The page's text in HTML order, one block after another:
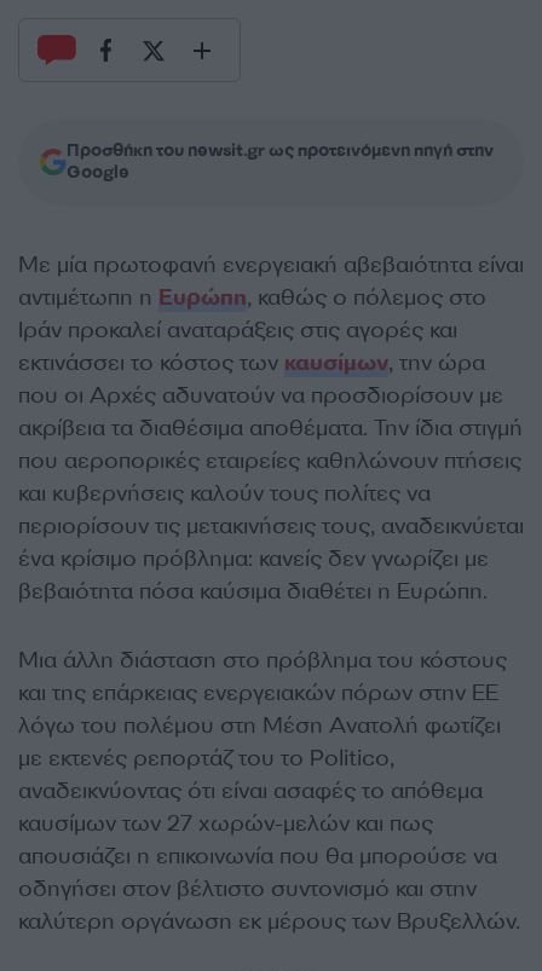
Προσθήκη του newsit.gr ως προτεινόμενη πηγή στην
Google
Με μία πρωτοφανή ενεργειακή αβεβαιότητα είναι
αντιμέτωπη η Ευρώπη, καθώς ο πόλεμος στο
Ιράν προκαλεί αναταράξεις στις αγορές και
εκτινάσσει το κόστος των καυσίμων, την ώρα
που οι Αρχές αδυνατούν να προσδιορίσουν με
ακρίβεια τα διαθέσιμα αποθέματα. Την ίδια στιγμή
που αεροπορικές εταιρείες καθηλώνουν πτήσεις
και κυβερνήσεις καλούν τους πολίτες να
περιορίσουν τις μετακινήσεις τους, αναδεικνύεται
ένα κρίσιμο πρόβλημα: κανείς δεν γνωρίζει με
βεβαιότητα πόσα καύσιμα διαθέτει η Ευρώπη.
Μια άλλη διάσταση στο πρόβλημα του κόστους
και της επάρκειας ενεργειακών πόρων στην ΕΕ
λόγω του πολέμου στη Μέση Ανατολή φωτίζει
με εκτενές ρεπορτάζ του το Politico,
αναδεικνύοντας ότι είναι ασαφές το απόθεμα
καυσίμων των 27 χωρών-μελών και πως
απουσιάζει η επικοινωνία που θα μπορούσε να
οδηγήσει στον βέλτιστο συντονισμό και στην
καλύτερη οργάνωση εκ μέρους των Βρυξελλών.